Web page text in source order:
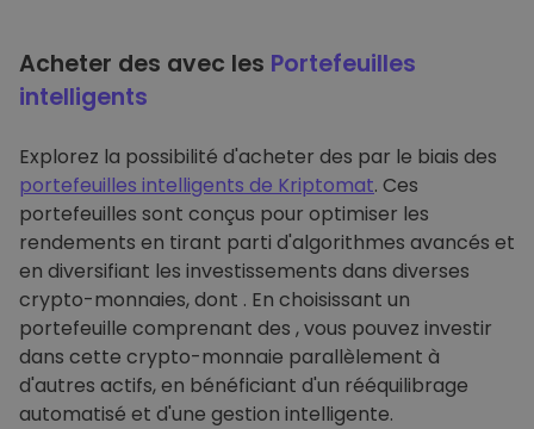
Acheter des avec les Portefeuilles
intelligents
Explorez la possibilité d'acheter des par le biais des
portefeuilles intelligents de Kriptomat. Ces
portefeuilles sont conçus pour optimiser les
rendements en tirant parti d'algorithmes avancés et
en diversifiant les investissements dans diverses
crypto-monnaies, dont . En choisissant un
portefeuille comprenant des , vous pouvez investir
dans cette crypto-monnaie parallèlement à
d'autres actifs, en bénéficiant d'un rééquilibrage
automatisé et d'une gestion intelligente.